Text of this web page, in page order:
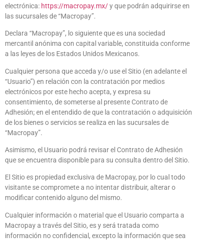
electrónica: https://macropay.mx/y que podrán adquirirse en
las sucursales de “Macropay”.
Declara “Macropay”, lo siguiente que es una sociedad
mercantil anónima con capital variable, constituida conforme
a las leyes de los Estados Unidos Mexicanos.
Cualquier persona que acceda y/o use el Sitio (en adelante el
“Usuario”) en relación con la contratación por medios
electrónicos por este hecho acepta, y expresa su
consentimiento, de someterse al presente Contrato de
Adhesión; en el entendido de que la contratación o adquisición
de los bienes o servicios se realiza en las sucursales de
“Macropay”.
Asimismo, el Usuario podrá revisar el Contrato de Adhesión
que se encuentra disponible para su consulta dentro del Sitio.
El Sitio es propiedad exclusiva de Macropay, por lo cual todo
visitante se compromete a no intentar distribuir, alterar o
modificar contenido alguno del mismo.
Cualquier información o material que el Usuario comparta a
Macropay a través del Sitio, es y será tratada como
información no confidencial, excepto la información que sea